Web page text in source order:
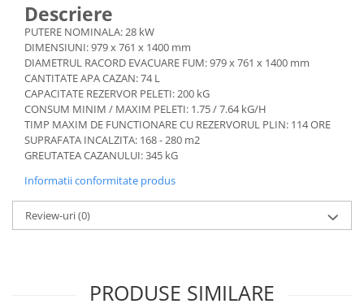
Descriere
PUTERE NOMINALA: 28 kW
DIMENSIUNI: 979 x 761 x 1400 mm
DIAMETRUL RACORD EVACUARE FUM: 979 x 761 x 1400 mm
CANTITATE APA CAZAN: 74 L
CAPACITATE REZERVOR PELETI: 200 kG
CONSUM MINIM / MAXIM PELETI: 1.75 / 7.64 kG/H
TIMP MAXIM DE FUNCTIONARE CU REZERVORUL PLIN: 114 ORE
SUPRAFATA INCALZITA: 168 - 280 m2
GREUTATEA CAZANULUI: 345 kG
Informatii conformitate produs
Review-uri(0)
PRODUSE SIMILARE